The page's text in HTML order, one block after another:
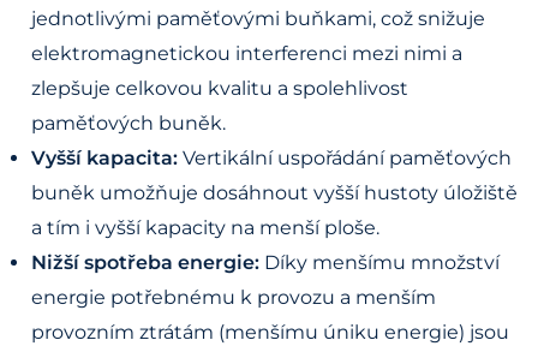
jednotlivými paměťovými buňkami, což snižuje
elektromagnetickou interferenci mezi nimi a
zlepšuje celkovou kvalitu a spolehlivost
paměťových buněk.
Vyšší kapacita: Vertikální uspořádání paměťových
buněk umožňuje dosáhnout vyšší hustoty úložiště
a tím i vyšší kapacity na menší ploše.
Nižší spotřeba energie: Díky menšímu množství
energie potřebnému k provozu a menším
provozním ztrátám (menšímu úniku energie) jsou